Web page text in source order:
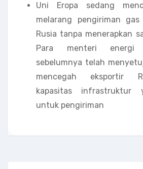
Uni Eropa sedang
melarang pengiriman
Rusia tanpa menerapkan
Para menteri energi
sebelumnya telah
mencegah eksportir
kapasitas infrastruktur
untuk pengiriman